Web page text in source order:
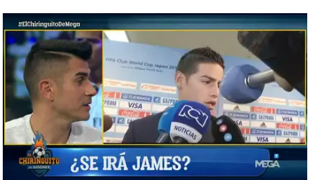
mega
Madrid
Publicado:14 de febrero de 2018, 18:01